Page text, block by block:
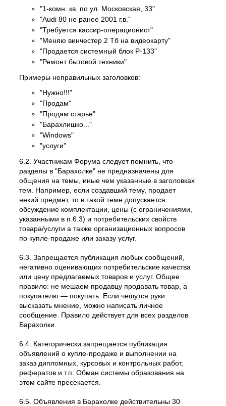
"1-комн. кв. по ул. Московская, 33"
"Audi 80 не ранее 2001 г.в."
"Требуется кассир-операционист"
"Меняю винчестер 2 Тб на видеокарту"
"Продается системный блок P-133"
"Ремонт бытовой техники"
Примеры неправильных заголовков:
"Нужно!!!"
"Продам"
"Продам старье"
"Барахлишко..."
"Windows"
"услуги"
6.2. Участникам Форума следует помнить, что
разделы в "Барахолке" не предназначены для
общения на темы, иные чем указанные в заголовках
тем. Например, если создавший тему, продает
некий предмет, то в такой теме допускается
обсуждение комплектации, цены (с ограничениями,
указанными в п.6.3) и потребительских свойств
товара/услуги а также организационных вопросов
по купле-продаже или заказу услуг.
6.3. Запрещается публикация любых сообщений,
негативно оценивающих потребительские качества
или цену предлагаемых товаров и услуг. Общее
правило: не мешаем продавцу продавать товар, а
покупателю — покупать. Если чешутся руки
высказать мнение, можно написать личное
сообщение. Правило действует для всех разделов
Барахолки.
6.4. Категорически запрещается публикация
объявлений о купле-продаже и выполнении на
заказ дипломных, курсовых и контрольных работ,
рефератов и т.п. Обман системы образования на
этом сайте пресекается.
6.5. Объявления в Барахолке действительны 30